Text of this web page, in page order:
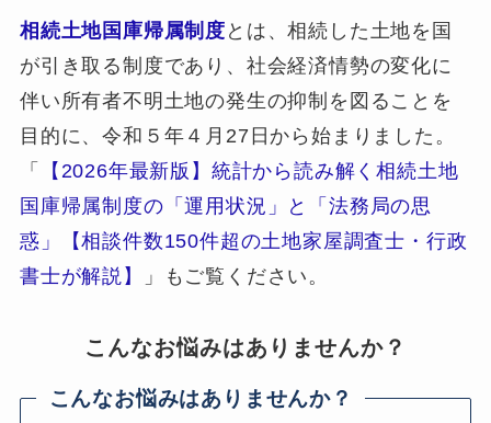
相続土地国庫帰属制度 とは、相続した土地を国
が引き取る制度であり、社会経済情勢の変化に
伴い所有者不明土地の発生の抑制を図ることを
目的に、令和５年４月27日から始まりました。
「
【2026年最新版】統計から読み解く相続土地
国庫帰属制度の「運用状況」と「法務局の思
惑」【相談件数150件超の土地家屋調査士・行政
書士が解説】
」もご覧ください。
こんなお悩みはありませんか？
こんなお悩みはありませんか？